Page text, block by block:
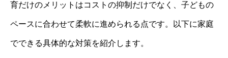
育だけのメリットはコストの抑制だけでなく、子どもの
ペースに合わせて柔軟に進められる点です。以下に家庭
でできる具体的な対策を紹介します。